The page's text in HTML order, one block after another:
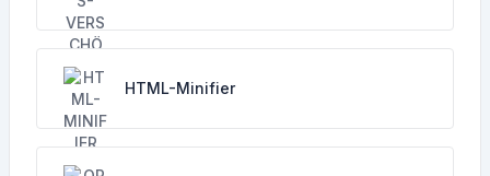
HTML-Minifier